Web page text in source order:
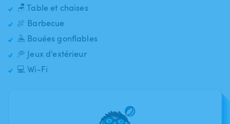
🪑 Table et chaises
🍖 Barbecue
🤽 Bouées gonflables
🥏 Jeux d'extérieur
💻 Wi-Fi